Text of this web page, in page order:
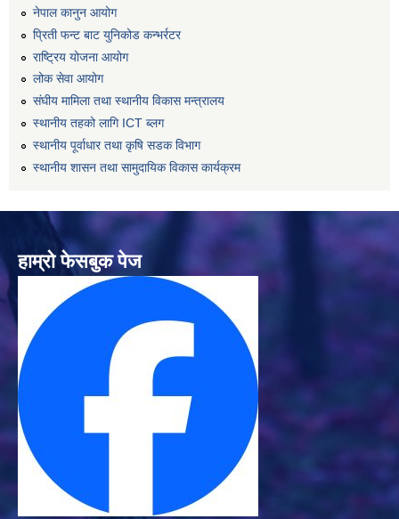
नेपाल कानुन आयोग
प्रिती फन्ट बाट युनिकोड कन्भर्रटर
राष्ट्रिय योजना आयोग
लोक सेवा आयोग
संघीय मामिला तथा स्थानीय विकास मन्त्रालय
स्थानीय तहको लागि ICT ब्लग
स्थानीय पूर्वाधार तथा कृषि सडक विभाग
स्थानीय शासन तथा सामुदायिक विकास कार्यक्रम
हाम्रो फेसबुक पेज